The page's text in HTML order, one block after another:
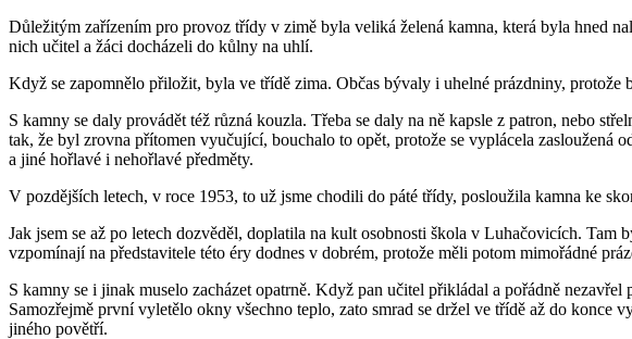
Důležitým zařízením pro provoz třídy v zimě byla veliká želená kamna, která byla hned
nich učitel a žáci docházeli do kůlny na uhlí.
Když se zapomnělo přiložit, byla ve třídě zima. Občas bývaly i uhelné prázdniny, protože
S kamny se daly provádět též různá kouzla. Třeba se daly na ně kapsle z patron, nebo
tak, že byl zrovna přítomen vyučující, bouchalo to opět, protože se vyplácela zasloužená
a jiné hořlavé i nehořlavé předměty.
V pozdějších letech, v roce 1953, to už jsme chodili do páté třídy, posloužila kamna ke
Jak jsem se až po letech dozvěděl, doplatila na kult osobnosti škola v Luhačovicích. Tam
vzpomínají na představitele této éry dodnes v dobrém, protože měli potom mimořádné
S kamny se i jinak muselo zacházet opatrně. Když pan učitel přikládal a pořádně
Samozřejmě první vyletělo okny všechno teplo, zato smrad se držel ve třídě až do
jiného povětří.